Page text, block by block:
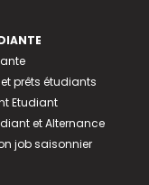
prêts étudiants
Etudiant
et Alternance
job saisonnier